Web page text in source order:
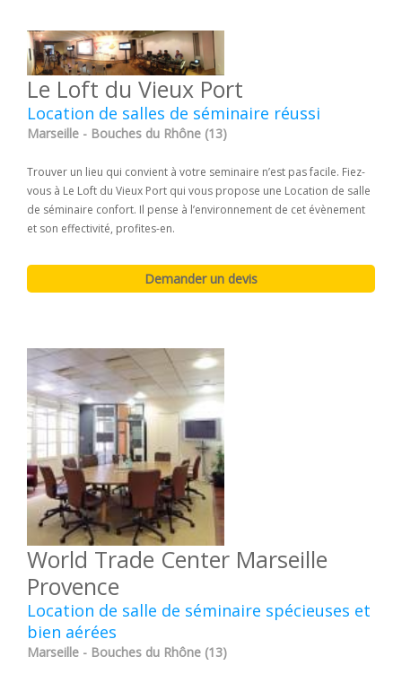
Le Loft du Vieux Port
Location de salles de séminaire réussi
Marseille - Bouches du Rhône (13)
Trouver un lieu qui convient à votre seminaire n’est pas facile. Fiez-
vous à Le Loft du Vieux Port qui vous propose une Location de salle
de séminaire confort. Il pense à l’environnement de cet évènement
et son effectivité, profites-en.
World Trade Center Marseille
Provence
Location de salle de séminaire spécieuses et
bien aérées
Marseille - Bouches du Rhône (13)